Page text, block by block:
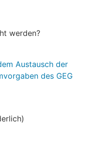
werden?
Austausch der
des GEG